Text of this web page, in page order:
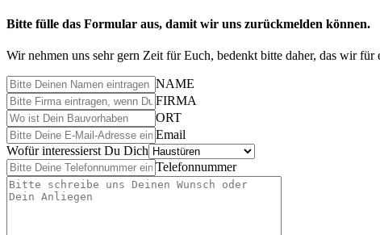
Bitte fülle das Formular aus, damit wir uns zurückmelden können.
Wir nehmen uns sehr gern Zeit für Euch, bedenkt bitte daher, das wir
NAME
FIRMA
ORT
Email
Wofür interessierst Du Dich
Telefonnummer